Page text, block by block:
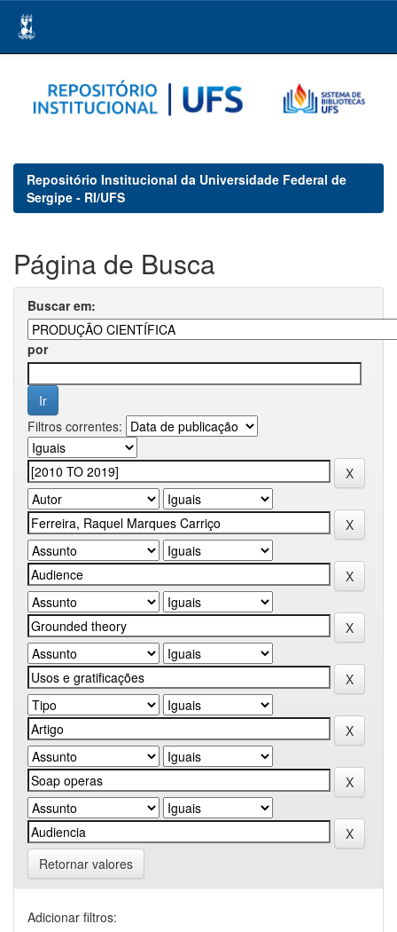
navigation
Repositório Institucional da Universidade Federal de
Sergipe - RI/UFS
Página de Busca
Buscar em:
por
Filtros correntes:
Retornar valores
Adicionar filtros: